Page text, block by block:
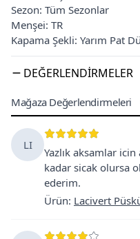
Sezon: Tüm Sezonlar
Menşei: TR
Kapama Şekli: Yarım Pat
DEĞERLENDIRMELER
Mağaza Değerlendirmeleri
LI
Yazlık aksamlar
kadar sicak olursa
ederim.
Ürün: Lacivert